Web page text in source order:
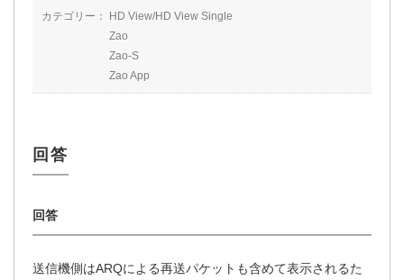
カテゴリー：
HD View/HD View Single
Zao
Zao-S
Zao App
送信機側はARQによる再送パケットも含めて表示されるた